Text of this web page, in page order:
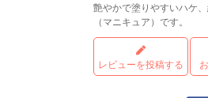
艶やかで塗りやすいハケ
（マニキュア）です。
レビューを投稿する